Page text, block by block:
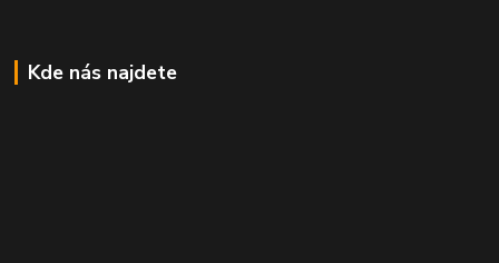
Kde nás najdete